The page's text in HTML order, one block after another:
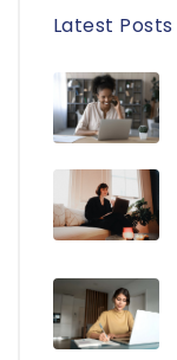
Latest Posts